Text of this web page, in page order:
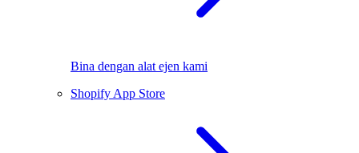
Bina dengan alat ejen kami
Shopify App Store